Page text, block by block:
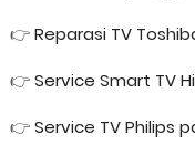
👉Reparasi TV
👉Service Smart TV
👉Service TV Philips